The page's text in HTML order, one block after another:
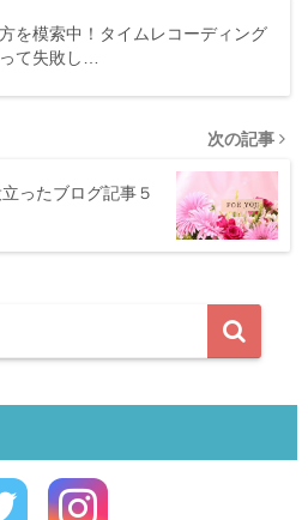
を模索中！タイムレコーディング
て失敗し…
次の記事
ったブログ記事５